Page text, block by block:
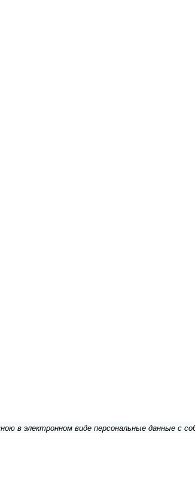
электронном виде персональные данные с